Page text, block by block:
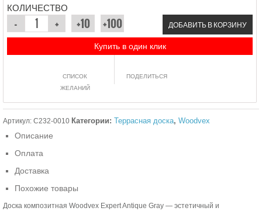
КОЛИЧЕСТВО
ДОБАВИТЬ В КОРЗИНУ
Купить в один клик
СПИСОК
ЖЕЛАНИЙ
ПОДЕЛИТЬСЯ
Артикул: C232-0010 Категории: Террасная доска, Woodvex
Описание
Оплата
Доставка
Похожие товары
Доска композитная Woodvex Expert Antique Gray — эстетичный и